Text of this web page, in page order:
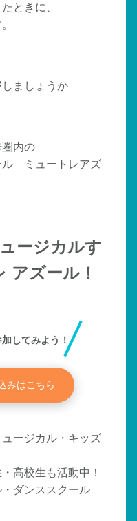
ときに、
しましょうか
内の
ル ミュートレアズ
ージカルす
アズール！
してみよう！
みはこちら
ージカル・キッズ
高校生も活動中！
・ダンススクール